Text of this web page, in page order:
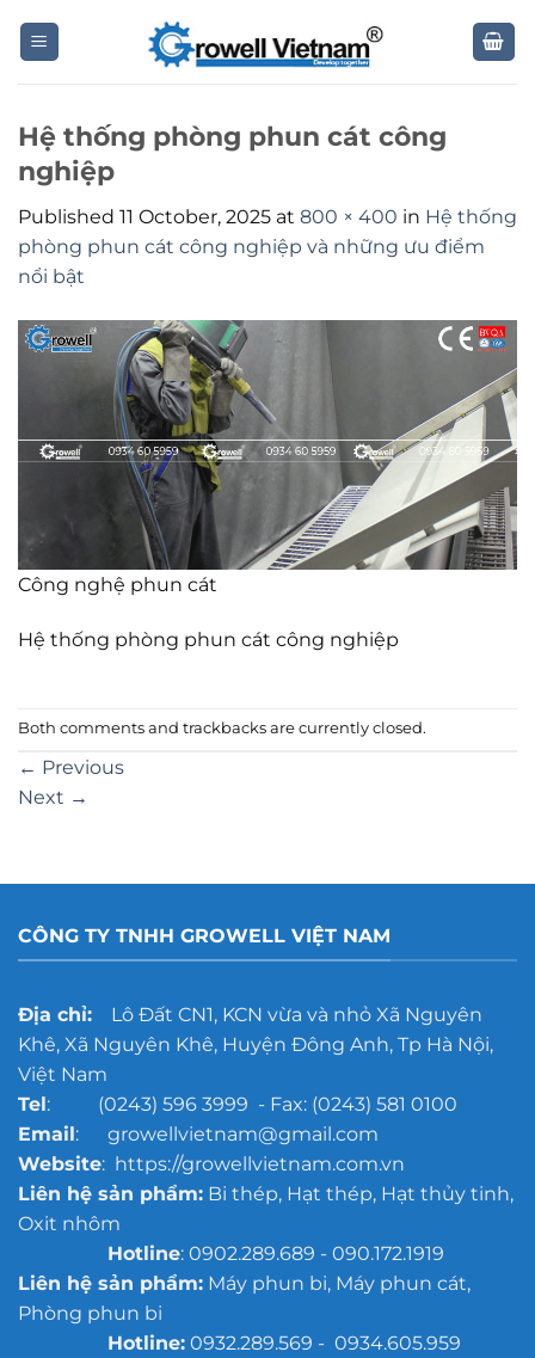
Hệ thống phòng phun cát công
nghiệp
Published 11 October, 2025 at 800 × 400 in Hệ thống
phòng phun cát công nghiệp và những ưu điểm
nổi bật
Công nghệ phun cát
Hệ thống phòng phun cát công nghiệp
Both comments and trackbacks are currently closed.
← Previous
Next →
CÔNG TY TNHH GROWELL VIỆT NAM
Địa chỉ:Lô Đất CN1, KCN vừa và nhỏ Xã Nguyên
Khê, Xã Nguyên Khê, Huyện Đông Anh, Tp Hà Nội,
Việt Nam
Tel: (0243) 596 3999 - Fax: (0243) 581 0100
Email: growellvietnam@gmail.com
Website: https://growellvietnam.com.vn
Liên hệ sản phẩm:Bi thép, Hạt thép, Hạt thủy tinh,
Oxit nhôm
Hotline: 0902.289.689 - 090.172.1919
Liên hệ sản phẩm:Máy phun bi, Máy phun cát,
Phòng phun bi
Hotline:0932.289.569 - 0934.605.959